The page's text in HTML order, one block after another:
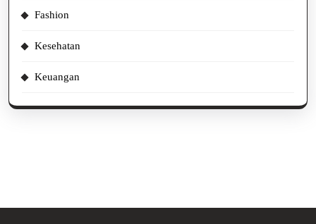
Fashion
Kesehatan
Keuangan